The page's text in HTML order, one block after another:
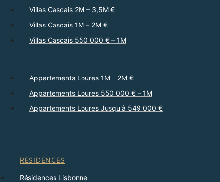
Villas Cascais 2M – 3,5M €
Villas Cascais 1M – 2M €
Villas Cascais 550 000 € – 1M
Appartements Loures 1M – 2M €
Appartements Loures 550 000 € – 1M
Appartements Loures Jusqu'à 549 000 €
RESIDENCES
Résidences Lisbonne